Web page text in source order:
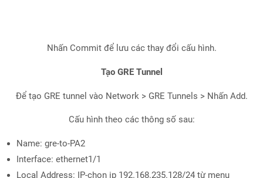
Nhấn Commit để lưu các thay đổi cấu hình.
Tạo GRE Tunnel
Để tạo GRE tunnel vào Network > GRE Tunnels > Nhấn Add.
Cấu hình theo các thông số sau:
Name: gre-to-PA2
Interface: ethernet1/1
Local Address: IP-chọn ip 192.168.235.128/24 từ menu